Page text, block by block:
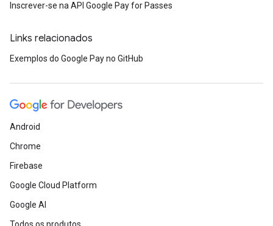
Inscrever-se na API Google Pay for Passes
Links relacionados
Exemplos do Google Pay no GitHub
Android
Chrome
Firebase
Google Cloud Platform
Google AI